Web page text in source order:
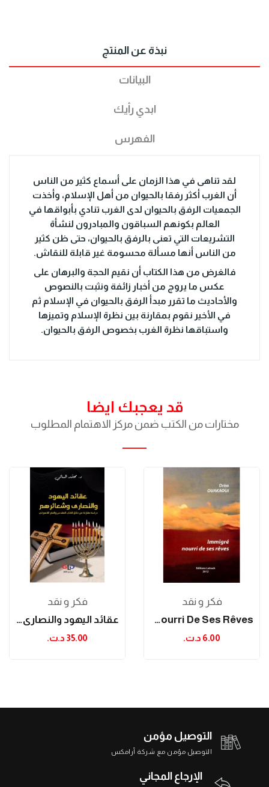
نبذة عن المنتج
البيانات
ابدي رأيك
الفهرس
لقد تناهى في هذا الزمان على أسماع كثير من الناس
أن الغرب أكثر رفقا بالحيوان من أهل الإسلام، وأخذت
الجمعيات الرفق بالحيوان لدى الغرب تنادي بأبواقها في
العالم بكونهم السباقون والمبادرون لنشأة
التشريعات التي تعنى بالرفق بالحيوان، حتى ظن كثير
من الناس أنها مسألة محسومة غير قابلة للنقاش.
فالغرض من هذا الكتاب أن نقيم الحجة والبرهان على
عكس ما يروج من أخبار زائفة ونثبت بالنصوص
والأحاديث ما تقرر مبدأ الرفق بالحيوان في الإسلام ثم
في الأخير نقوم بمقارنة بين نظرة الإسلام وتميزها
واستباقها نظرة الغرب بخصوص الرفق بالحيوان.
قد يعجبك ايضا
مختارات من الكتب ضمن مركز الاهتمام المطلوب
فكر و نقد
عقائد اليهود والنصارى وشعائرهم دراسة مقارنة من...
35.00 د.ت.‏
فكر و نقد
Immigré Nourri De Ses Rêves
6.00 د.ت.‏
التوصيل مؤمن
التوصيل مؤمن مع شركة أرامكس
الإرجاع المجاني